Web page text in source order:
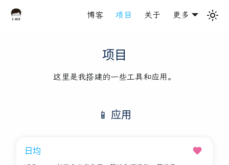
博客 项目 关于 更多
项目
这里是我搭建的一些工具和应用。
📱 应用
日均